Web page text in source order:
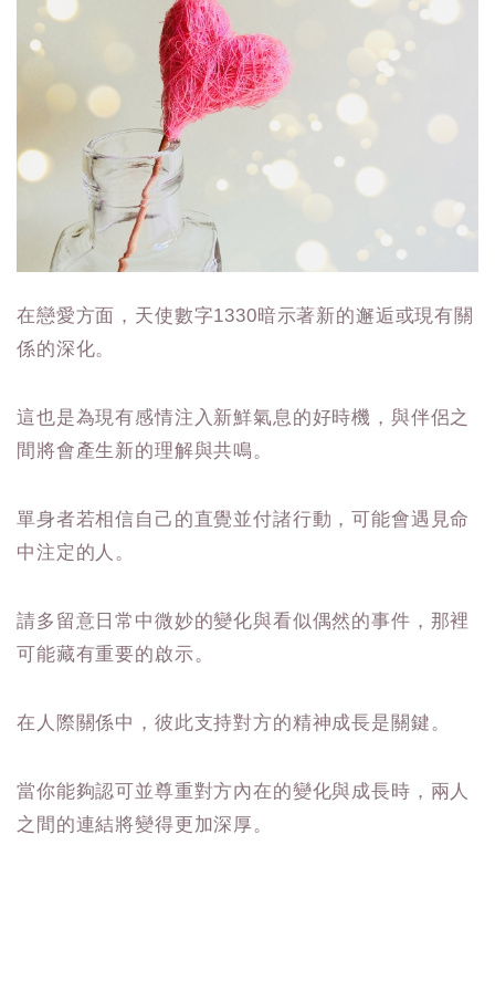
在戀愛方面，天使數字1330暗示著新的邂逅或現有關
係的深化。
這也是為現有感情注入新鮮氣息的好時機，與伴侶之
間將會產生新的理解與共鳴。
單身者若相信自己的直覺並付諸行動，可能會遇見命
中注定的人。
請多留意日常中微妙的變化與看似偶然的事件，那裡
可能藏有重要的啟示。
在人際關係中，彼此支持對方的精神成長是關鍵。
當你能夠認可並尊重對方內在的變化與成長時，兩人
之間的連結將變得更加深厚。